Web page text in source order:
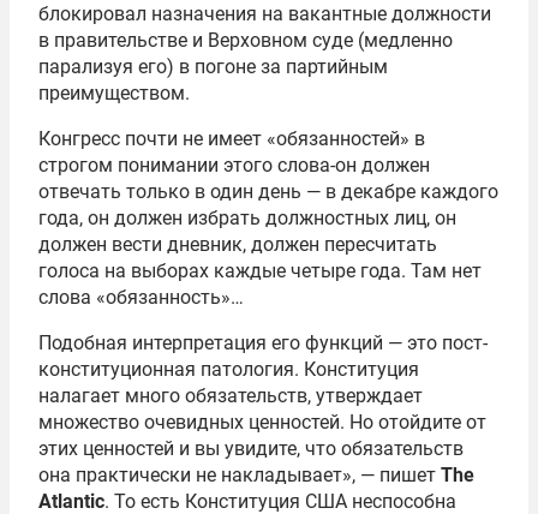
блокировал назначения на вакантные должности
в правительстве и Верховном суде (медленно
парализуя его) в погоне за партийным
преимуществом.
Конгресс почти не имеет «обязанностей» в
строгом понимании этого слова-он должен
отвечать только в один день — в декабре каждого
года, он должен избрать должностных лиц, он
должен вести дневник, должен пересчитать
голоса на выборах каждые четыре года. Там нет
слова «обязанность»…
Подобная интерпретация его функций — это пост-
конституционная патология. Конституция
налагает много обязательств, утверждает
множество очевидных ценностей. Но отойдите от
этих ценностей и вы увидите, что обязательств
она практически не накладывает», — пишет The
Atlantic. То есть Конституция США неспособна